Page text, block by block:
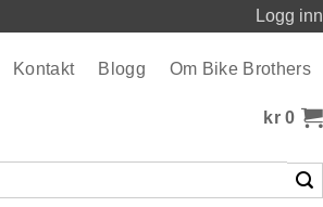
Logg inn
Kontakt Blogg Om Bike Brothers
kr 0